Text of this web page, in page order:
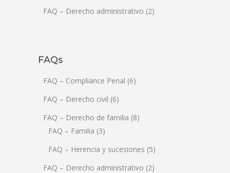
FAQ – Derecho administrativo (2)
FAQs
FAQ – Compliance Penal (6)
FAQ – Derecho civil (6)
FAQ – Derecho de familia (8)
FAQ – Familia (3)
FAQ – Herencia y sucesiones (5)
FAQ – Derecho administrativo (2)